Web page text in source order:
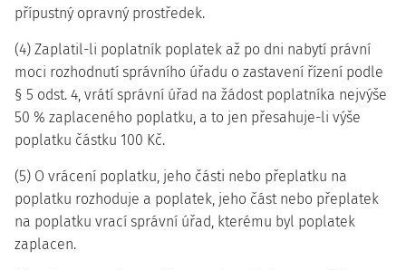
přípustný opravný prostředek.
(4) Zaplatil-li poplatník poplatek až po dni nabytí právní
moci rozhodnutí správního úřadu o zastavení řízení podle
§ 5 odst. 4, vrátí správní úřad na žádost poplatníka nejvýše
50 % zaplaceného poplatku, a to jen přesahuje-li výše
poplatku částku 100 Kč.
(5) O vrácení poplatku, jeho části nebo přeplatku na
poplatku rozhoduje a poplatek, jeho část nebo přeplatek
na poplatku vrací správní úřad, kterému byl poplatek
zaplacen.